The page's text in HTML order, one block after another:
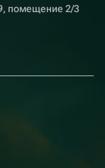
помещение 2/3